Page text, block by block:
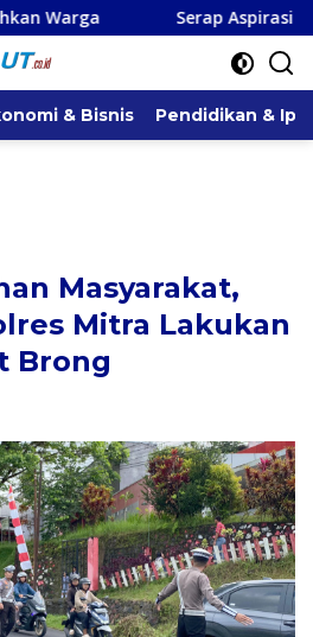
Serap Aspirasi di Minsel,
& Bisnis Pendidikan &
Masyarakat,
Mitra Lakukan
Brong